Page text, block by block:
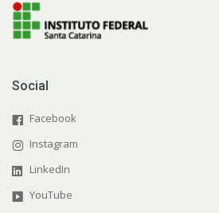
Social
Facebook
Instagram
LinkedIn
YouTube